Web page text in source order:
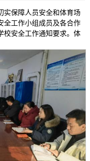
实保障人员安全和体育场
全工作小组成员及各合作
校安全工作通知要求。体